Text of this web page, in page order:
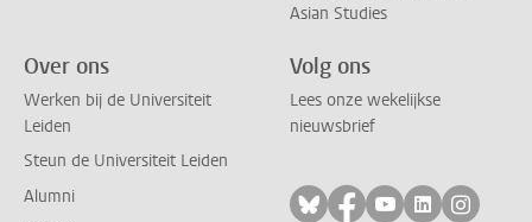
Asian Studies
Over ons
Werken bij de Universiteit
Leiden
Steun de Universiteit Leiden
Alumni
Volg ons
Lees onze wekelijkse
nieuwsbrief
Volg ons op bluesky
Volg ons op
Volg ons op
Volg ons
Volg